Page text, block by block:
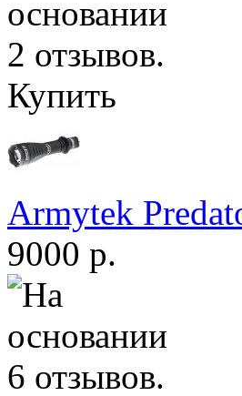
Купить
Armytek
9000 р.